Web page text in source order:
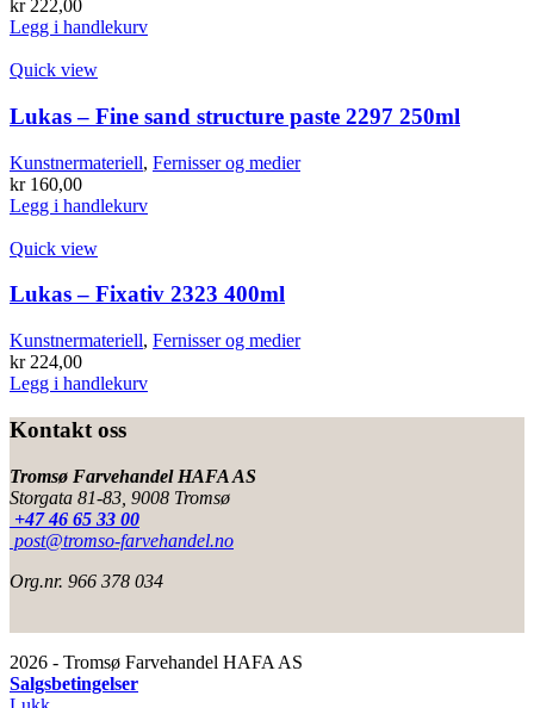
kr222,00
Legg i handlekurv
Quick view
Lukas – Fine sand structure paste 2297 250ml
Kunstnermateriell, Fernisser og medier
kr160,00
Legg i handlekurv
Quick view
Lukas – Fixativ 2323 400ml
Kunstnermateriell, Fernisser og medier
kr224,00
Legg i handlekurv
Kontakt oss
Tromsø Farvehandel HAFA AS
Storgata 81-83, 9008 Tromsø
+47 46 65 33 00
post@tromso-farvehandel.no
Org.nr. 966 378 034
2026 - Tromsø Farvehandel HAFA AS
Salgsbetingelser